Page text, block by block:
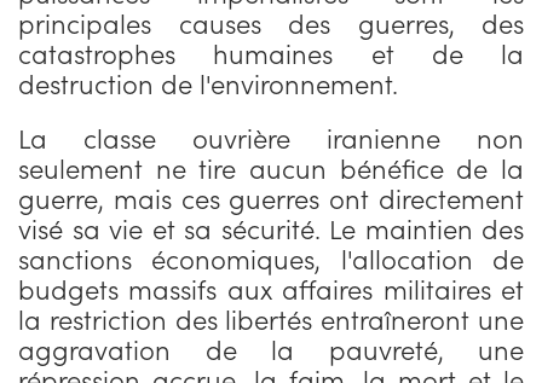
principales causes des guerres, des
catastrophes humaines et de la
destruction de l'environnement.
La classe ouvrière iranienne non
seulement ne tire aucun bénéfice de la
guerre, mais ces guerres ont directement
visé sa vie et sa sécurité. Le maintien des
sanctions économiques, l'allocation de
budgets massifs aux affaires militaires et
la restriction des libertés entraîneront une
aggravation de la pauvreté, une